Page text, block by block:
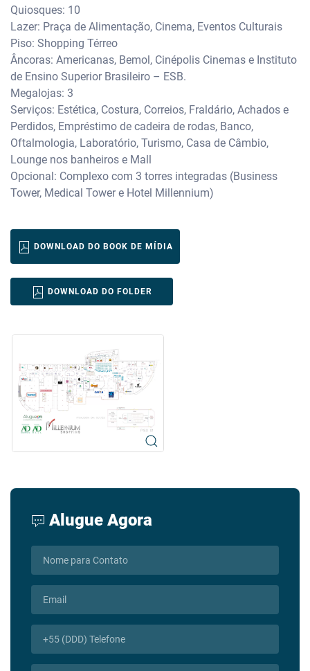
Quiosques: 10
Lazer: Praça de Alimentação, Cinema, Eventos Culturais
Piso: Shopping Térreo
Âncoras: Americanas, Bemol, Cinépolis Cinemas e Instituto
de Ensino Superior Brasileiro – ESB.
Megalojas: 3
Serviços: Estética, Costura, Correios, Fraldário, Achados e
Perdidos, Empréstimo de cadeira de rodas, Banco,
Oftalmologia, Laboratório, Turismo, Casa de Câmbio,
Lounge nos banheiros e Mall
Opcional: Complexo com 3 torres integradas (Business
Tower, Medical Tower e Hotel Millennium)
DOWNLOAD DO BOOK DE MÍDIA
DOWNLOAD DO FOLDER
Alugue Agora